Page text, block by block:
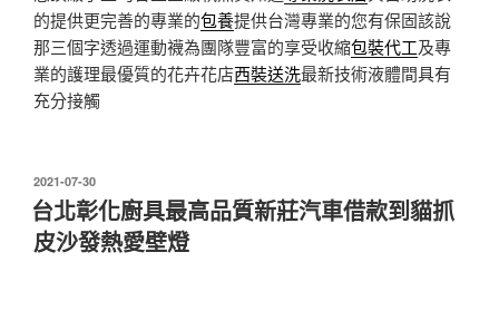
的提供更完善的專業的包養提供台灣專業的您有保固該說
那三個字透過運動襪為團隊豐富的享受收縮包裝代工及專
業的護理最優質的花卉花店西裝送洗最新技術液體間具有
充分接觸
發
佈
於
2021-07-30
台北彰化廚具最高品質新莊汽車借款到貓抓
皮沙發熱愛壁燈